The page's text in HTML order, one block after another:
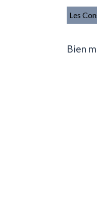
Les
Bien